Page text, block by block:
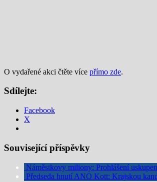
O vydařené akci čtěte více přímo zde.
Sdílejte:
Facebook
X
Související příspěvky
Náměstkovy miliony: Prohlášení
Předseda hnutí ANO Kott: Krajskou